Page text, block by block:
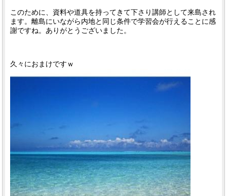
このために、資料や道具を持ってきて下さり講師として来島され
ます。離島にいながら内地と同じ条件で学習会が行えることに感
謝ですね。ありがとうございました。
久々におまけですｗ